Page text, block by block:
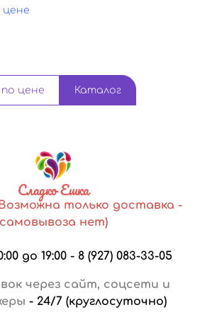
цене
цене Каталог
Сладко Ешка
только доставка -
самовывоза нет)
до 19:00 - 8 (927) 083-33-05
через сайт, соцсети и
- 24/7 (круглосуточно)